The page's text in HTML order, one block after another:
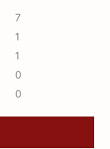
7
1
1
0
0